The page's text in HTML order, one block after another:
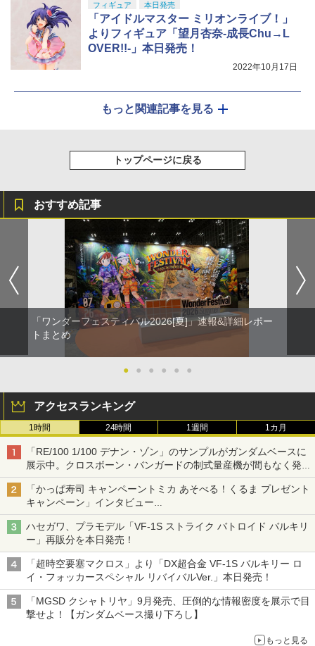
フィギュア 本日発売
「アイドルマスター ミリオンライブ！」
よりフィギュア「望月杏奈-成長Chu→L
OVER!!-」本日発売！
2022年10月17日
もっと関連記事を見る
トップページに戻る
おすすめ記事
「ワンダーフェスティバル2026[夏]」速報&詳細レポー
トまとめ
● ● ● ● ● ●
アクセスランキング
1時間 24時間 1週間 1カ月
「RE/100 1/100 デナン・ゾン」のサンプルがガンダムベースに
展示中。クロスボーン・バンガードの制式量産機が間もなく発送
【ガンダムベース撮り下ろし】
「かっぱ寿司 キャンペーントミカ あそべる！くるま プレゼント
キャンペーン」インタビュー
子どもが楽しめるかっぱ寿司ならではの体験とコラボの楽しさを
追求
ハセガワ、プラモデル「VF-1S ストライク バトロイド バルキリ
ー」再販分を本日発売！
「超時空要塞マクロス」より「DX超合金 VF-1S バルキリー ロ
イ・フォッカースペシャル リバイバルVer.」本日発売！
「MGSD クシャトリヤ」9月発売、圧倒的な情報密度を展示で目
撃せよ！【ガンダムベース撮り下ろし】
もっと見る